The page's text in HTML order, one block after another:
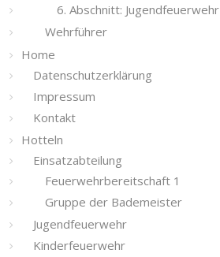
6. Abschnitt: Jugendfeuerwehr
Wehrführer
Home
Datenschutzerklärung
Impressum
Kontakt
Hotteln
Einsatzabteilung
Feuerwehrbereitschaft 1
Gruppe der Bademeister
Jugendfeuerwehr
Kinderfeuerwehr